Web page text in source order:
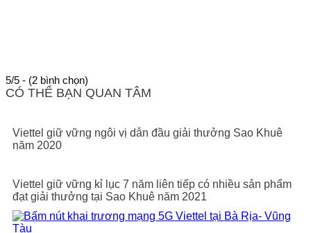
5/5 - (2 bình chọn)
CÓ THỂ BẠN QUAN TÂM
Viettel giữ vững ngôi vị dẫn đầu giải thưởng Sao Khuê
năm 2020
Viettel giữ vững kỉ lục 7 năm liên tiếp có nhiều sản phẩm
đạt giải thưởng tại Sao Khuê năm 2021